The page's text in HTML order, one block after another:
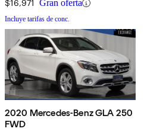
$16,971 Gran oferta
Incluye tarifas de conc.
2020 Mercedes-Benz GLA 250
FWD